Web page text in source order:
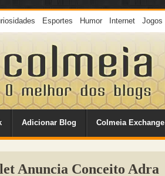
Esportes Humor Internet Jogos
Adicionar Blog Colmeia Exchange
Anuncia Conceito Adra